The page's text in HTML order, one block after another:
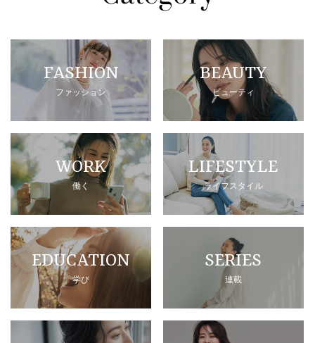
FASHION
ファッション
BEAUTY
ビューティ
WORK
働く
LIFESTYLE
ライフスタイル
EDUCATION
学び
SERIES
連載